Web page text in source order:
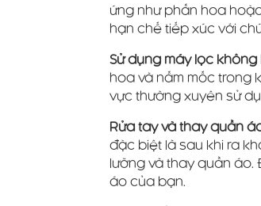
ứng như phấn hoa
hạn chế tiếp xúc với
Sử dụng máy lọc không
hoa và nấm mốc trong
vực thường xuyên sử
Rửa tay và thay quần
đặc biệt là sau khi ra
lưỡng và thay quần
áo của bạn.